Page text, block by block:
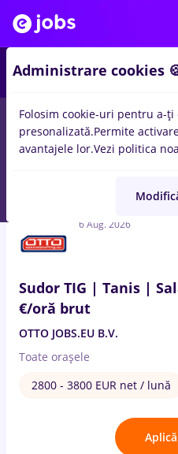
Salarii Full time
6 Aug. 2026
Sudor TIG | Tanis |
€/oră brut
OTTO JOBS.EU B.V.
Toate oraşele
2800 - 3800 EUR net / lună
Administrare cookies
Folosim cookie-uri pentru a-
presonalizată.Permite
avantajele lor.Vezi politica